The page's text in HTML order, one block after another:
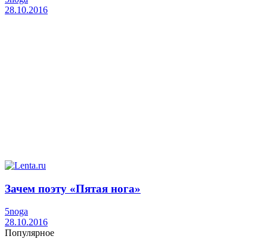
28.10.2016
Зачем поэту «Пятая нога»
5noga
28.10.2016
Популярное